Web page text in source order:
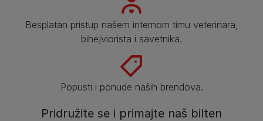
Besplatan pristup našem internom timu veterinara,
bihejviorista i savetnika.
Popusti i ponude naših brendova.
Pridružite se i primajte naš bilten